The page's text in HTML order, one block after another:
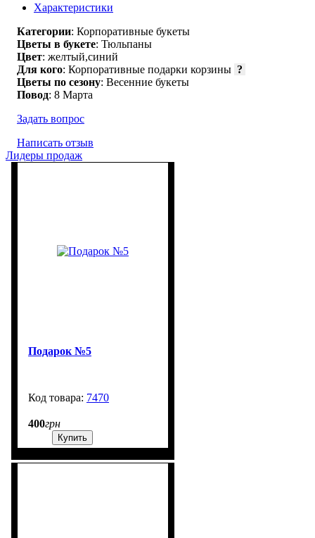
Характеристики
Категории: Корпоративные букеты
Цветы в букете: Тюльпаны
Цвет: желтый,синий
Для кого: Корпоративные подарки корзины ?
Цветы по сезону: Весенние букеты
Повод: 8 Марта
Задать вопрос
Написать отзыв
Лидеры продаж
Подарок №5
7470
400грн
Купить